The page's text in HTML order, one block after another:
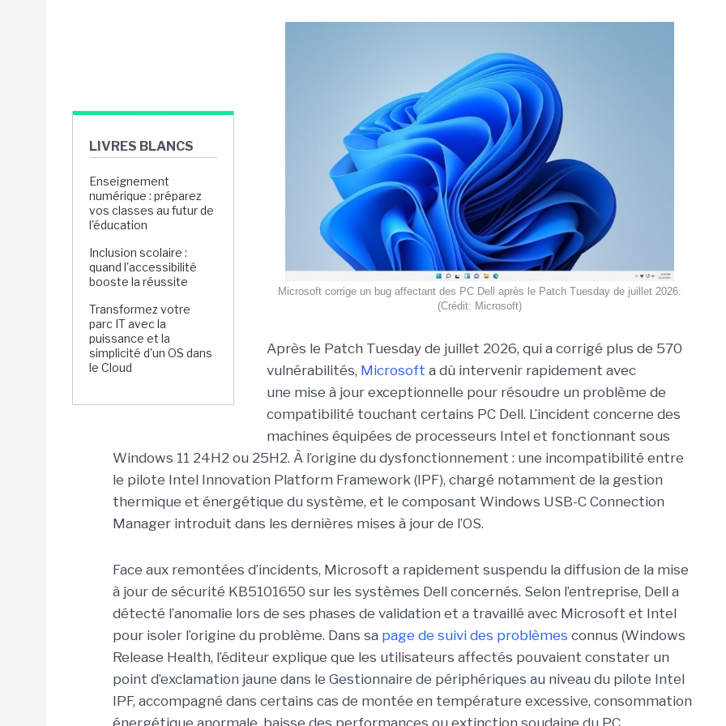
LIVRES BLANCS
Enseignement
numérique : préparez
vos classes au futur de
l'éducation
Inclusion scolaire :
quand l'accessibilité
booste la réussite
Transformez votre
parc IT avec la
puissance et la
simplicité d'un OS dans
le Cloud
Microsoft corrige un bug affectant des PC Dell après le Patch Tuesday de juillet 2026.
(Crédit: Microsoft)
Après le Patch Tuesday de juillet 2026, qui a corrigé plus de 570
vulnérabilités, Microsoft a dû intervenir rapidement avec
une mise à jour exceptionnelle pour résoudre un problème de
compatibilité touchant certains PC Dell. L’incident concerne des
machines équipées de processeurs Intel et fonctionnant sous
Windows 11 24H2 ou 25H2. À l’origine du dysfonctionnement : une incompatibilité entre
le pilote Intel Innovation Platform Framework (IPF), chargé notamment de la gestion
thermique et énergétique du système, et le composant Windows USB-C Connection
Manager introduit dans les dernières mises à jour de l’OS.
Face aux remontées d’incidents, Microsoft a rapidement suspendu la diffusion de la mise
à jour de sécurité KB5101650 sur les systèmes Dell concernés. Selon l’entreprise, Dell a
détecté l’anomalie lors de ses phases de validation et a travaillé avec Microsoft et Intel
pour isoler l’origine du problème. Dans sa page de suivi des problèmes connus (Windows
Release Health, l’éditeur explique que les utilisateurs affectés pouvaient constater un
point d’exclamation jaune dans le Gestionnaire de périphériques au niveau du pilote Intel
IPF, accompagné dans certains cas de montée en température excessive, consommation
énergétique anormale, baisse des performances ou extinction soudaine du PC.